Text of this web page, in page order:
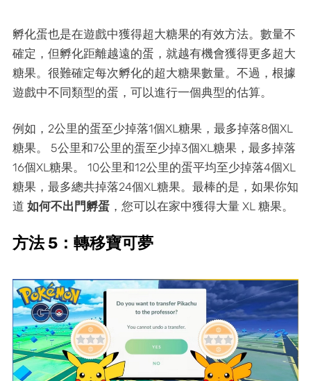
孵化蛋也是在遊戲中獲得超大糖果的有效方法。數量不
確定，但孵化距離越遠的蛋，就越有機會獲得更多超大
糖果。很難確定每次孵化的超大糖果數量。不過，根據
遊戲中不同類型的蛋，可以進行一個典型的估算。
例如，2公里的蛋至少掉落1個XL糖果，最多掉落8個XL
糖果。 5公里和7公里的蛋至少掉3個XL糖果，最多掉落
16個XL糖果。 10公里和12公里的蛋平均至少掉落4個XL
糖果，最多總共掉落24個XL糖果。最棒的是，如果你知
道 如何不出門孵蛋，您可以在家中獲得大量 XL 糖果。
方法 5：轉移寶可夢